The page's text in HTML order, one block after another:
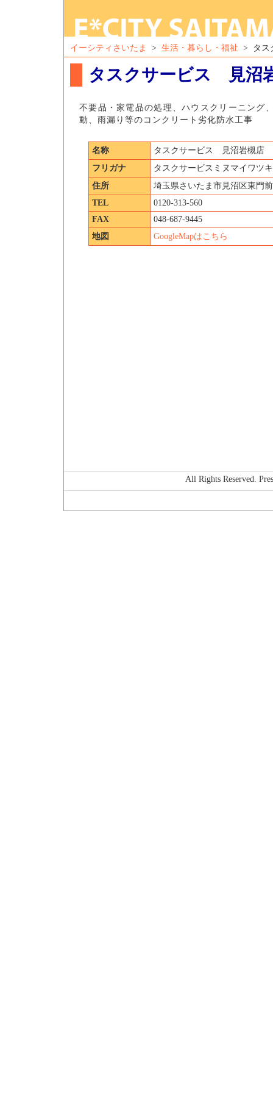
イーシティさいたま > 生活・暮らし・福祉 > タス
タスクサービス 見沼
不要品・家電品の処理、ハウスクリーニング
動、雨漏り等のコンクリート劣化防水工事
名称
タスクサービス 見沼岩槻店
フリガナ
タスクサービスミヌマイワツ
住所
埼玉県さいたま市見沼区東門
TEL
0120-313-560
FAX
048-687-9445
地図
GoogleMapはこちら
All Rights Reserved.